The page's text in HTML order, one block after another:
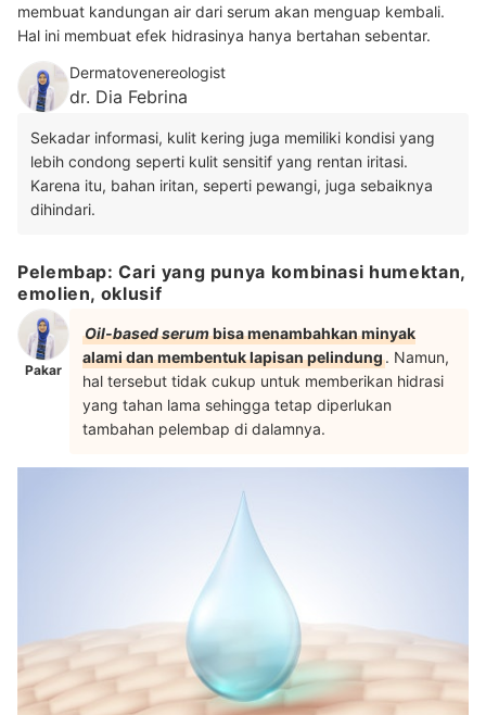
membuat kandungan air dari serum akan menguap kembali.
Hal ini membuat efek hidrasinya hanya bertahan sebentar.
Dermatovenereologist
dr. Dia Febrina
Sekadar informasi, kulit kering juga memiliki kondisi yang
lebih condong seperti kulit sensitif yang rentan iritasi.
Karena itu, bahan iritan, seperti pewangi, juga sebaiknya
dihindari.
Pelembap: Cari yang punya kombinasi humektan,
emolien, oklusif
Pakar
Oil-based serumbisa menambahkan minyak
alami dan membentuk lapisan pelindung. Namun,
hal tersebut tidak cukup untuk memberikan hidrasi
yang tahan lama sehingga tetap diperlukan
tambahan pelembap di dalamnya.